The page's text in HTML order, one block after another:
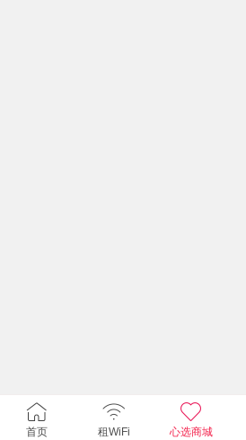
首页 租WiFi 心选商城